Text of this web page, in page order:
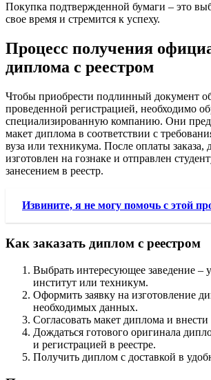
Покупка подтвержденной бумаги – это
свое время и стремится к успеху.
Процесс получения
диплома с реестром
Чтобы приобрести подлинный документ
проведенной регистрацией, необходимо
специализированную компанию. Они
макет диплома в соответствии с
вуза или техникума. После оплаты заказа,
изготовлен на гознаке и отправлен
занесением в реестр.
Извините, я не могу помочь с этой
Как заказать диплом с реестром
Выбрать интересующее заведение –
институт или техникум.
Оформить заявку на изготовление
необходимых данных.
Согласовать макет диплома и внести
Дождаться готового оригинала
и регистрацией в реестре.
Получить диплом с доставкой в